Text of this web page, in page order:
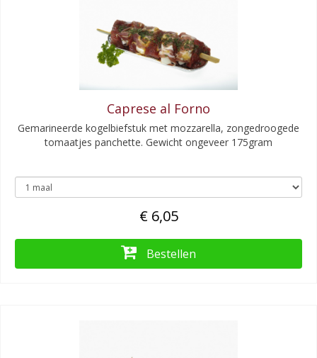
Caprese al Forno
Gemarineerde kogelbiefstuk met mozzarella, zongedroogede
tomaatjes panchette. Gewicht ongeveer 175gram
€ 6,05
Bestellen